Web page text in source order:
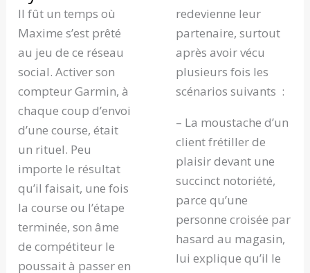
Il fût un temps où
Maxime s’est prêté
au jeu de ce réseau
social. Activer son
compteur Garmin, à
chaque coup d’envoi
d’une course, était
un rituel. Peu
importe le résultat
qu’il faisait, une fois
la course ou l’étape
terminée, son âme
de compétiteur le
poussait à passer en
redevienne leur
partenaire, surtout
après avoir vécu
plusieurs fois les
scénarios suivants :
– La moustache d’un
client frétiller de
plaisir devant une
succinct notoriété,
parce qu’une
personne croisée par
hasard au magasin,
lui explique qu’il le